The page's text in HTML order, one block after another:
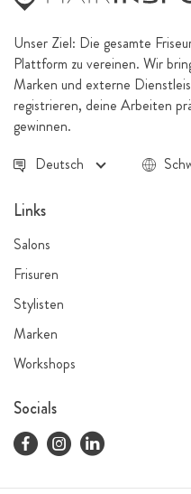
Unser Ziel: Die gesamte
Plattform zu vereinen. Wir
Marken und externe
registrieren, deine Arbeiten
gewinnen.
Deutsch
Links
Salons
Frisuren
Stylisten
Marken
Workshops
Socials